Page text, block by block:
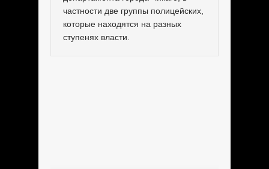
частности две группы полицейских,
которые находятся на разных
ступенях власти.